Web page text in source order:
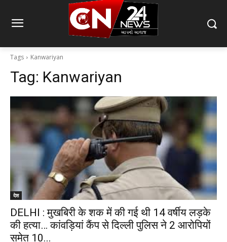
Tags Kanwariyan
Tag: Kanwariyan
देश
DELHI : मुखबिरी के शक में की गई थी 14 वर्षीय लड़के
की हत्या… कांवड़ियां कैंप से दिल्ली पुलिस ने 2 आरोपियों
समेत 10...